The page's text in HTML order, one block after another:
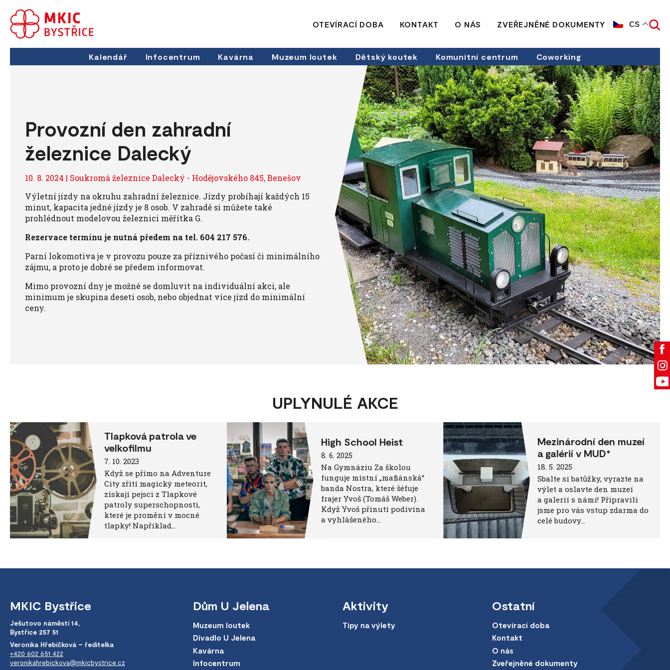
OTEVÍRACÍ DOBA KONTAKT O NÁS ZVEŘEJNĚNÉ DOKUMENTY CS
Kalendář Infocentrum Kavárna Muzeum loutek Dětský koutek Komunitní centrum Coworking
Provozní den zahradní
železnice Dalecký
10. 8. 2024 | Soukromá železnice Dalecký - Hodějovského 845, Benešov
Výletní jízdy na okruhu zahradní železnice. Jízdy probíhají každých 15
minut, kapacita jedné jízdy je 8 osob. V zahradě si můžete také
prohlédnout modelovou železnici měřítka G.
Rezervace termínu je nutná předem na tel. 604 217 576.
Parní lokomotiva je v provozu pouze za příznivého počasí či minimálního
zájmu, a proto je dobré se předem informovat.
Mimo provozní dny je možné se domluvit na individuální akci, ale
minimum je skupina deseti osob, nebo objednat více jízd do minimální
ceny.
UPLYNULÉ AKCE
Tlapková patrola ve
velkofilmu
7. 10. 2023
Když se přímo na Adventure
City zřítí magický meteorit,
získají pejsci z Tlapkové
patroly superschopnosti,
které je promění v mocné
tlapky! Například…
High School Heist
8. 6. 2025
Na Gymnáziu Za školou
funguje místní „mafiánská“
banda Nostra, které šéfuje
frajer Yvoš (Tomáš Weber).
Když Yvoš přinutí podivína
a vyhlášeného…
Mezinárodní den muzeí
a galérií v MUD*
18. 5. 2025
Sbalte si batůžky, vyrazte na
výlet a oslavte den muzeí
a galerií s námi! Připravili
jsme pro vás vstup zdarma do
celé budovy…
MKIC Bystřice
Ješutovo náměstí 14,
Bystřice 257 51
Veronika Hřebíčková – ředitelka
+420 602 651 422
veronikahrebickova@mkicbystrice.cz
Dům U Jelena
Muzeum loutek
Divadlo U Jelena
Kavárna
Infocentrum
Aktivity
Tipy na výlety
Ostatní
Otevírací doba
Kontakt
O nás
Zveřejněné dokumenty